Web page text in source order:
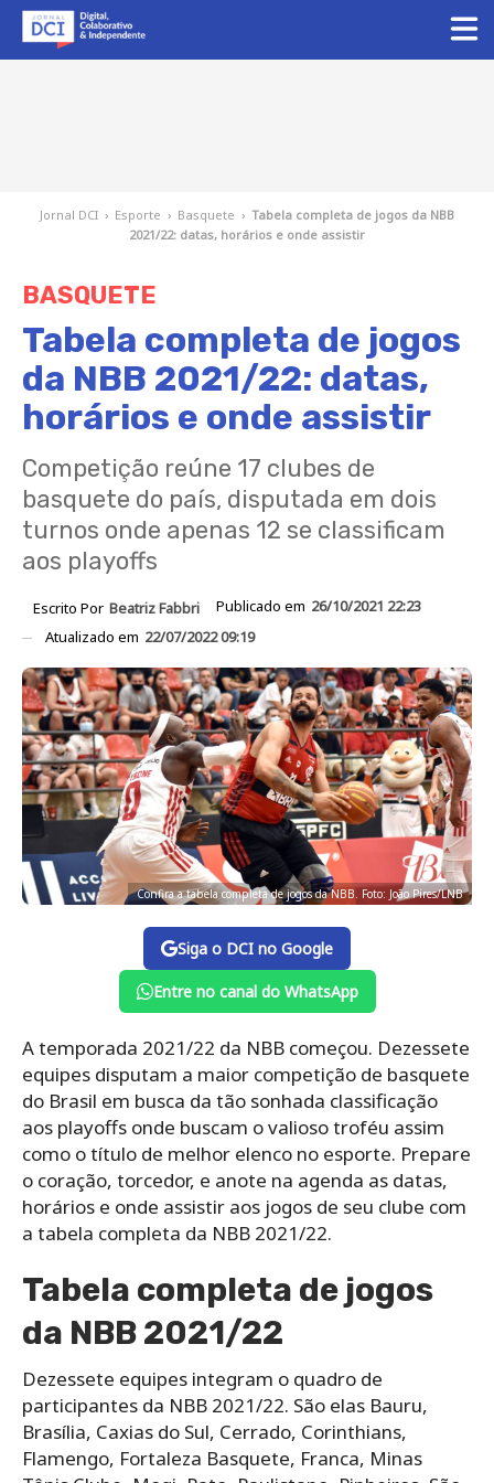
Jornal DCI › Esporte › Basquete › Tabela completa de jogos da NBB
2021/22: datas, horários e onde assistir
BASQUETE
Tabela completa de jogos
da NBB 2021/22: datas,
horários e onde assistir
Competição reúne 17 clubes de
basquete do país, disputada em dois
turnos onde apenas 12 se classificam
aos playoffs
Escrito Por Beatriz Fabbri Publicado em 26/10/2021 22:23
Atualizado em 22/07/2022 09:19
Confira a tabela completa de jogos da NBB. Foto: João Pires/LNB
Siga o DCI no Google
Entre no canal do WhatsApp
A temporada 2021/22 da NBB começou. Dezessete
equipes disputam a maior competição de basquete
do Brasil em busca da tão sonhada classificação
aos playoffs onde buscam o valioso troféu assim
como o título de melhor elenco no esporte. Prepare
o coração, torcedor, e anote na agenda as datas,
horários e onde assistir aos jogos de seu clube com
a tabela completa da NBB 2021/22.
Tabela completa de jogos
da NBB 2021/22
Dezessete equipes integram o quadro de
participantes da NBB 2021/22. São elas Bauru,
Brasília, Caxias do Sul, Cerrado, Corinthians,
Flamengo, Fortaleza Basquete, Franca, Minas